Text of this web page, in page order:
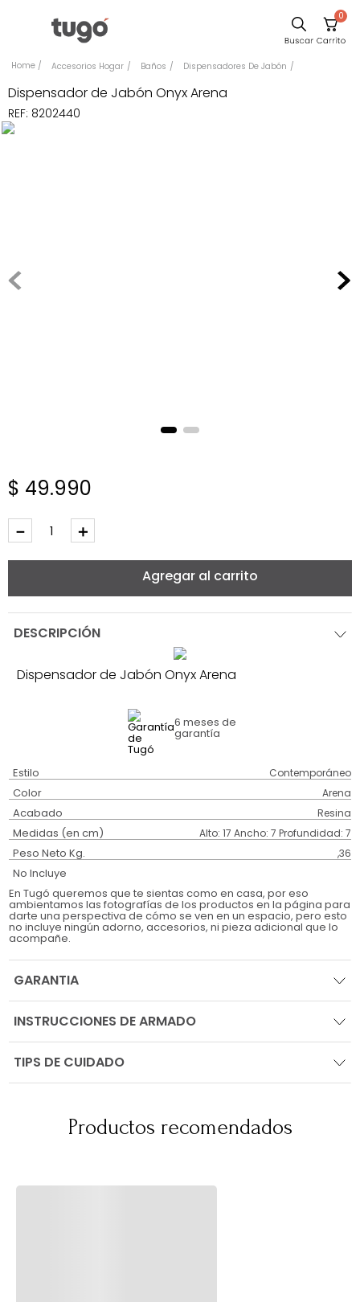
0
Accesorios Hogar Baños Dispensadores De Jabón
Dispensador de Jabón Onyx Arena
REF: 8202440
$ 49.990
＋
－
Agregar al carrito
DESCRIPCIÓN
Dispensador de Jabón Onyx Arena
6 meses de
garantía
Estilo Contemporáneo
Color Arena
Acabado Resina
Medidas (en cm) Alto: 17 Ancho: 7 Profundidad: 7
Peso Neto Kg. ,36
No Incluye
En Tugó queremos que te sientas como en casa, por eso
ambientamos las fotografías de los productos en la página para
darte una perspectiva de cómo se ven en un espacio, pero esto
no incluye ningún adorno, accesorios, ni pieza adicional que lo
acompañe.
GARANTIA
INSTRUCCIONES DE ARMADO
TIPS DE CUIDADO
Productos recomendados
Escritorio
Sillas